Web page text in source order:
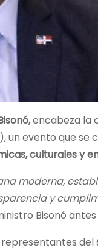
encabeza la
un evento que
culturales y
moderna,
y
Bisonó
del